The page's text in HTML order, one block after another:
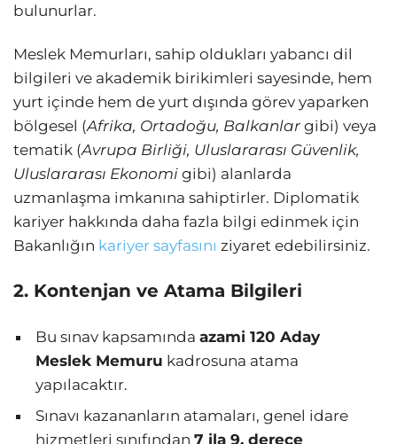
bulunurlar.
Meslek Memurları, sahip oldukları yabancı dil
bilgileri ve akademik birikimleri sayesinde, hem
yurt içinde hem de yurt dışında görev yaparken
bölgesel (Afrika, Ortadoğu, Balkanlar gibi) veya
tematik (Avrupa Birliği, Uluslararası Güvenlik,
Uluslararası Ekonomi gibi) alanlarda
uzmanlaşma imkanına sahiptirler. Diplomatik
kariyer hakkında daha fazla bilgi edinmek için
Bakanlığın kariyer sayfasını ziyaret edebilirsiniz.
2. Kontenjan ve Atama Bilgileri
Bu sınav kapsamında azami 120 Aday
Meslek Memuru kadrosuna atama
yapılacaktır.
Sınavı kazananların atamaları, genel idare
hizmetleri sınıfından 7 ila 9. derece